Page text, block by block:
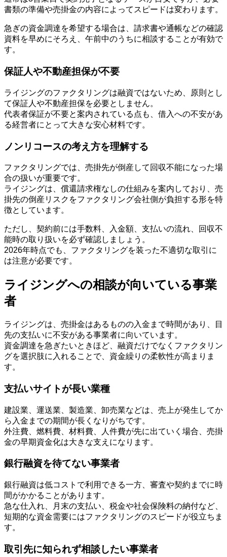
書類の準備や売掛金の内容によってスピードは変わります。
急ぎの資金調達を希望する場合は、請求書や通帳などの確認
資料を早めにそろえ、午前中のうちに相談することが有効で
す。
保証人や不動産担保が不要
ライジングのファクタリングは融資ではないため、原則とし
て保証人や不動産担保を必要としません。
代表者保証が不要と案内されている点も、借入への不安があ
る経営者にとって大きな安心材料です。
ノンリコースの考え方を理解する
ファクタリングでは、売掛先が倒産して回収不能になった場
合の扱いが重要です。
ライジングは、償還請求権なしの仕組みを案内しており、売
掛先の倒産リスクをファクタリング会社側が負担する形を特
徴としています。
ただし、契約前には手数料、入金額、支払いの流れ、回収不
能時の取り扱いを必ず確認しましょう。
2026年時点でも、ファクタリングを装った不適切な取引に
は注意が必要です。
ライジングへの相談が向いている事業
者
ライジングは、売掛金はあるものの入金まで時間があり、目
先の支払いに不安がある事業者に向いています。
資金調達を急ぎたいときほど、融資だけでなくファクタリン
グを選択肢に入れることで、資金繰りの柔軟性が高まりま
す。
支払いサイトが長い業種
建設業、運送業、製造業、卸売業などは、売上が発生してか
ら入金までの期間が長くなりがちです。
外注費、燃料費、材料費、人件費が先に出ていく場合、売掛
金の早期資金化は大きな支えになります。
銀行融資を待てない事業者
銀行融資は低コストで利用できる一方、審査や契約までに時
間がかかることがあります。
急な仕入れ、月末の支払い、税金や社会保険料の納付など、
短期的な資金需要にはファクタリングのスピードが役立ちま
す。
取引先に知られず相談したい事業者